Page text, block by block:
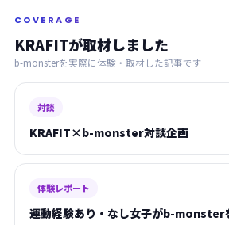
COVERAGE
KRAFITが取材しました
b-monsterを実際に体験・取材した記事です
対談
KRAFIT×b-monster対談企画
体験レポート
運動経験あり・なし女子がb-monster